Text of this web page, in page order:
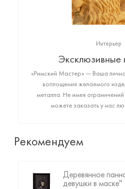
Интерьер
Эксклюзивные
«Римский Мастер» — Ваша
воплощения желаемого
металла. Не имея
можете заказать у нас
Рекомендуем
Деревянное
девушки в маске"